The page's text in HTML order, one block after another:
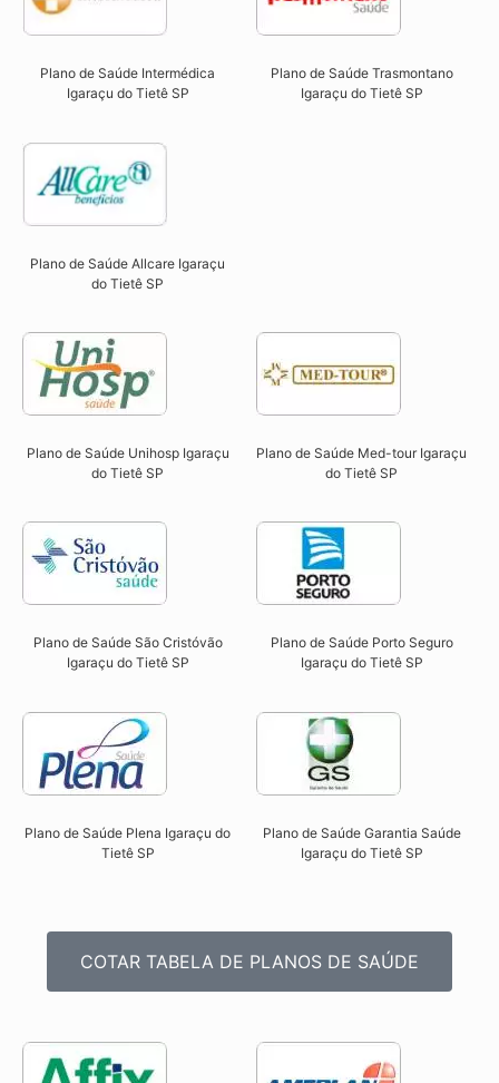
Plano de Saúde Intermédica
Igaraçu do Tietê SP​
Plano de Saúde Trasmontano
Igaraçu do Tietê SP​
Plano de Saúde Allcare Igaraçu
do Tietê SP​
Plano de Saúde Unihosp Igaraçu
do Tietê SP​
Plano de Saúde Med-tour Igaraçu
do Tietê SP​
Plano de Saúde São Cristóvão
Igaraçu do Tietê SP​
Plano de Saúde Porto Seguro
Igaraçu do Tietê SP​
Plano de Saúde Plena Igaraçu do
Tietê SP​
Plano de Saúde Garantia Saúde
Igaraçu do Tietê SP​
COTAR TABELA DE PLANOS DE SAÚDE